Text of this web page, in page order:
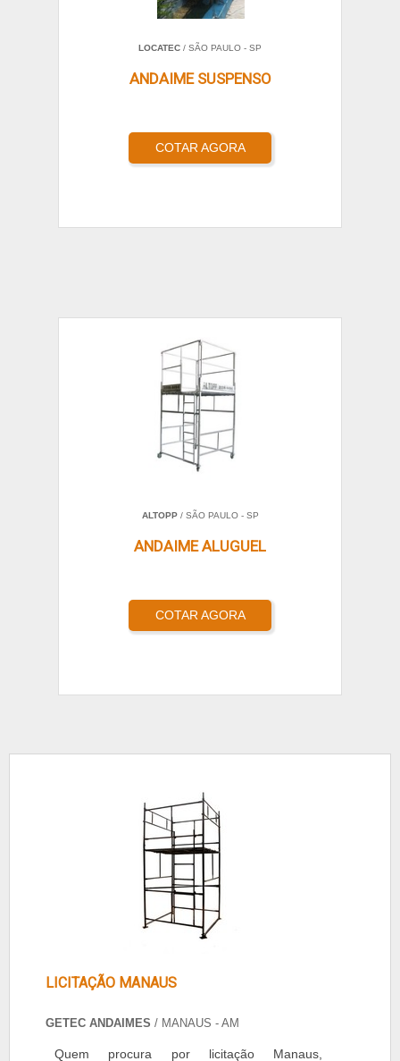
LOCATEC / SÃO PAULO - SP
ANDAIME SUSPENSO
COTAR AGORA
ALTOPP/ SÃO PAULO - SP
ANDAIME ALUGUEL
COTAR AGORA
LICITAÇÃO MANAUS
GETEC ANDAIMES / MANAUS - AM
Quem procura por licitação Manaus,